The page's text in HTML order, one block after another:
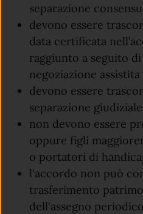
separazione
devono essere
data certificata
raggiunto a seguito
negoziazione assistita
devono essere
separazione
non devono essere
oppure figli
o portatori di
l'accordo non può
trasferimento
dell'assegno